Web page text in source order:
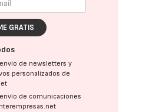
GRATIS
de newsletters y
personalizados de
de comunicaciones